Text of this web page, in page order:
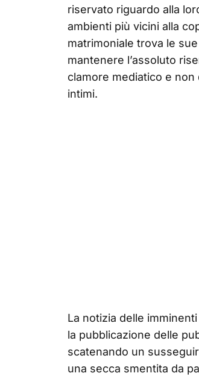
riservato riguardo alla
ambienti più vicini alla
matrimoniale trova le
mantenere l’assoluto
clamore mediatico e
intimi.
La notizia delle
la pubblicazione delle
scatenando un
una secca smentita da